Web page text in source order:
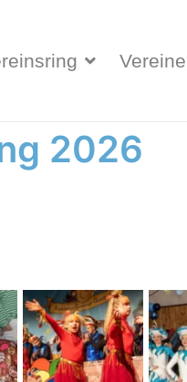
Vereine
2026